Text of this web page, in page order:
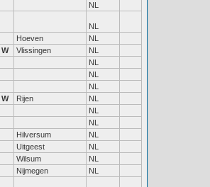
NL
NL
Hoeven
NL
W Vlissingen
NL
NL
NL
NL
W Rijen
NL
NL
NL
Hilversum
NL
Uitgeest
NL
Wilsum
NL
Nijmegen NL